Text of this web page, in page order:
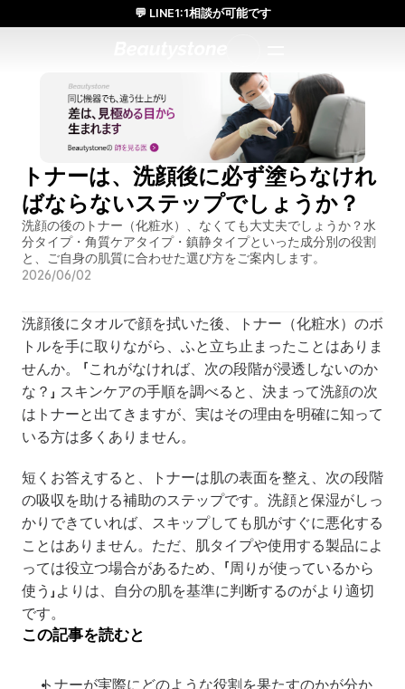
トナーは、洗顔後に必ず塗らなけれ
ばならないステップでしょうか？
洗顔の後のトナー（化粧水）、なくても大丈夫でしょうか？水
分タイプ・角質ケアタイプ・鎮静タイプといった成分別の役割
と、ご自身の肌質に合わせた選び方をご案内します。
2026/06/02
洗顔後にタオルで顔を拭いた後、トナー（化粧水）のボ
トルを手に取りながら、ふと立ち止まったことはありま
せんか。 「これがなければ、次の段階が浸透しないのか
な？」 スキンケアの手順を調べると、決まって洗顔の次
はトナーと出てきますが、実はその理由を明確に知って
いる方は多くありません。
短くお答えすると、トナーは肌の表面を整え、次の段階
の吸収を助ける補助のステップです。洗顔と保湿がしっ
かりできていれば、スキップしても肌がすぐに悪化する
ことはありません。ただ、肌タイプや使用する製品によ
っては役立つ場合があるため、「周りが使っているから
使う」よりは、自分の肌を基準に判断するのがより適切
です。
この記事を読むと
トナーが実際にどのような役割を果たすのかが分か
💬 LINE1:1相談が可能です
日本人通訳常駐／お得な体験価格／満足度の高い効果